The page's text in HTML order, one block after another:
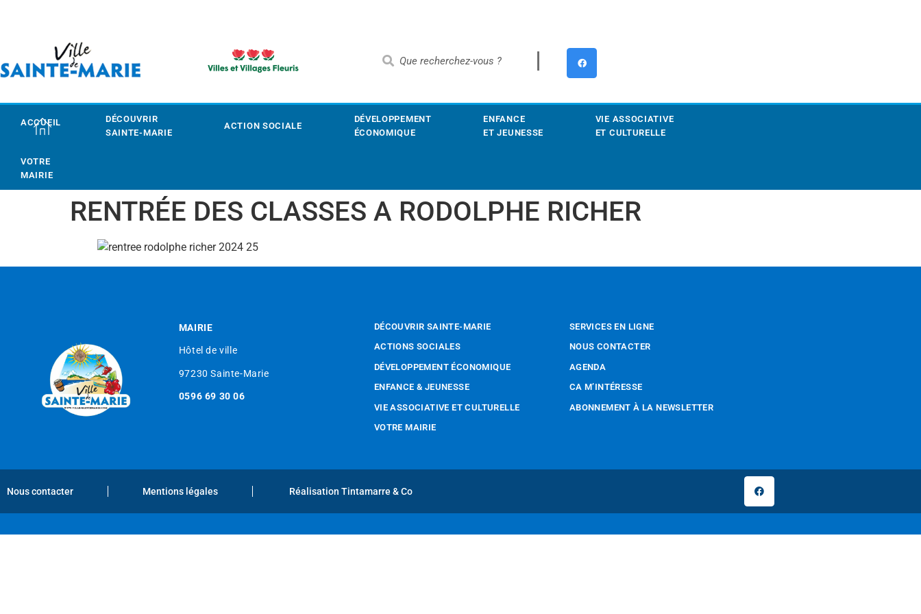
ACCUEIL
DÉCOUVRIR
SAINTE-MARIE
ACTION SOCIALE
DÉVELOPPEMENT
ÉCONOMIQUE
ENFANCE
ET JEUNESSE
VIE ASSOCIATIVE
ET CULTURELLE
VOTRE
MAIRIE
RENTRÉE DES CLASSES A RODOLPHE RICHER
MAIRIE
Hôtel de ville
97230 Sainte-Marie
0596 69 30 06
DÉCOUVRIR SAINTE-MARIE
ACTIONS SOCIALES
DÉVELOPPEMENT ÉCONOMIQUE
ENFANCE & JEUNESSE
VIE ASSOCIATIVE ET CULTURELLE
VOTRE MAIRIE
SERVICES EN LIGNE
NOUS CONTACTER
AGENDA
CA M’INTÉRESSE
ABONNEMENT À LA NEWSLETTER
Nous contacter Mentions légales Réalisation Tintamarre & Co